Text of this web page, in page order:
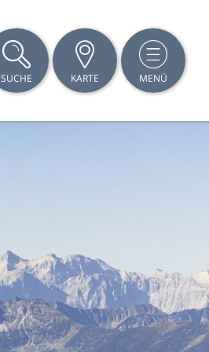
SUCHE KARTE MENÜ